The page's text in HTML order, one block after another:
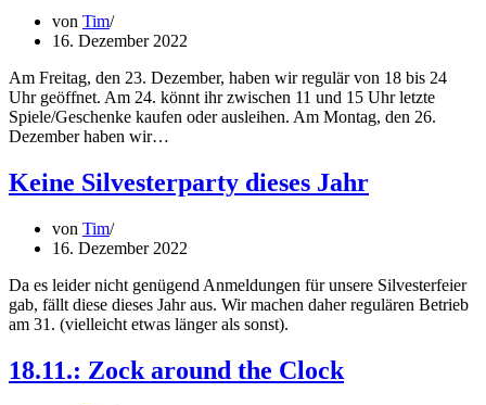
von Tim
16. Dezember 2022
Am Freitag, den 23. Dezember, haben wir regulär von 18 bis 24
Uhr geöffnet. Am 24. könnt ihr zwischen 11 und 15 Uhr letzte
Spiele/Geschenke kaufen oder ausleihen. Am Montag, den 26.
Dezember haben wir…
Keine Silvesterparty dieses Jahr
von Tim
16. Dezember 2022
Da es leider nicht genügend Anmeldungen für unsere Silvesterfeier
gab, fällt diese dieses Jahr aus. Wir machen daher regulären Betrieb
am 31. (vielleicht etwas länger als sonst).
18.11.: Zock around the Clock